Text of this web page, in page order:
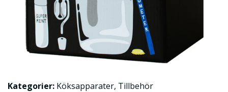
Kategorier: Köksapparater, Tillbehör